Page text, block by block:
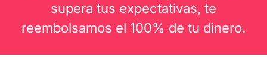
supera tus expectativas, te
reembolsamos el 100% de tu dinero.